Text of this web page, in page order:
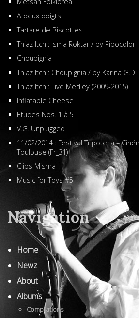
A deux doigts
Tartare de Biscottes
Thiaz Itch : Isma Roktar / by Pipocolor
Choupignia
Thiaz Itch : Choupignia / by Karina G.D.
Thiaz Itch : Live Medley (2009-2015)
Inflatable Cheese
Etudes Nos. 1 à 5
V.G. Unplugged
11/02/2014 : Festival Tripoteca –
Toulouse (Fr_31)
Clips Misma
Music for Toys #5
Navigation
Home
Newz
About
Albums
Compilations